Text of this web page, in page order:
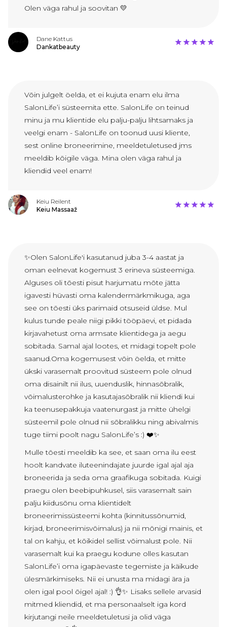
Olen väga rahul ja soovitan 💛
Dane Kattus
Dankatbeauty
Võin julgelt öelda, et ei kujuta enam elu ilma
SalonLife’i süsteemita ette. SalonLife on teinud
minu ja mu klientide elu palju-palju lihtsamaks ja
veelgi enam - SalonLife on toonud uusi kliente,
sest online broneerimine, meeldetuletused jms
meeldib kõigile väga. Mina olen väga rahul ja
kliendid veel enam!
Keiu Reilent
Keiu Massaaž
✨Olen SalonLife'i kasutanud juba 3-4 aastat ja
oman eelnevat kogemust 3 erineva süsteemiga.
Alguses oli tõesti pisut harjumatu mõte jätta
igavesti hüvasti oma kalendermärkmikuga, aga
see on tõesti üks parimaid otsuseid üldse. Mul
kulus tunde peale niigi pikki tööpäevi, et pidada
kirjavahetust oma armsate klientidega ja aegu
sobitada. Samal ajal lootes, et midagi topelt pole
saanud.Oma kogemusest võin öelda, et mitte
ükski varasemalt proovitud süsteem pole olnud
oma disainilt nii ilus, uuenduslik, hinnasõbralik,
võimalusterohke ja kasutajasõbralik nii kliendi kui
ka teenusepakkuja vaatenurgast ja mitte ühelgi
süsteemil pole olnud nii sõbralikku ning abivalmis
tuge tiimi poolt nagu SalonLife’s :) ❤️✨
Mulle tõesti meeldib ka see, et saan oma ilu eest
hoolt kandvate iluteenindajate juurde igal ajal aja
broneerida ja seda oma graafikuga sobitada. Kuigi
praegu olen beebipuhkusel, siis varasemalt sain
palju kiidusõnu oma klientidelt
broneerimissüsteemi kohta (kinnitussõnumid,
kirjad, broneerimisvõimalus) ja nii mõnigi mainis, et
tal on kahju, et kõikidel sellist võimalust pole. Nii
varasemalt kui ka praegu kodune olles kasutan
SalonLife’i oma igapäevaste tegemiste ja käikude
ülesmärkimiseks. Nii ei unusta ma midagi ära ja
olen igal pool õigel ajal! :) 👌✨ Lisaks sellele arvasid
mitmed kliendid, et ma personaalselt iga kord
kirjutangi neile meeldetuletusi ja olid väga